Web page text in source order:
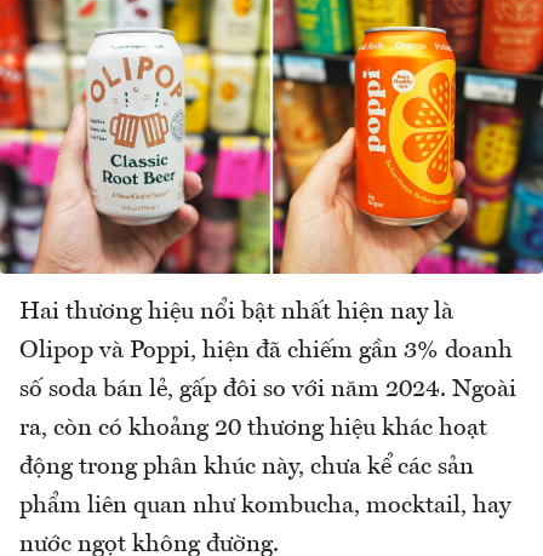
Hai thương hiệu nổi bật nhất hiện nay là
Olipop và Poppi, hiện đã chiếm gần 3% doanh
số soda bán lẻ, gấp đôi so với năm 2024. Ngoài
ra, còn có khoảng 20 thương hiệu khác hoạt
động trong phân khúc này, chưa kể các sản
phẩm liên quan như kombucha, mocktail, hay
nước ngọt không đường.